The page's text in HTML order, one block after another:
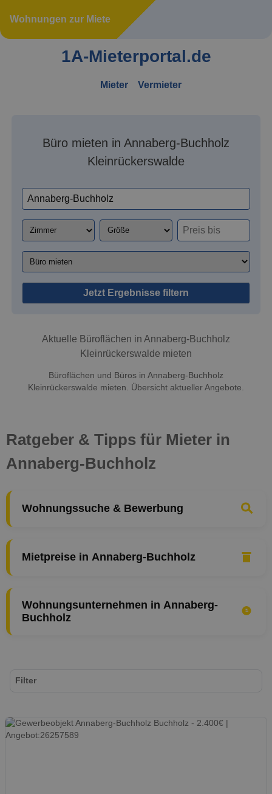
Wohnungen zur Miete
1A-Mieterportal.de
Mieter Vermieter
Büro mieten in Annaberg-Buchholz
Kleinrückerswalde
Jetzt Ergebnisse filtern
Aktuelle Büroflächen in Annaberg-Buchholz
Kleinrückerswalde mieten
Büroflächen und Büros in Annaberg-Buchholz
Kleinrückerswalde mieten. Übersicht aktueller Angebote.
Ratgeber & Tipps für Mieter in
Annaberg-Buchholz
Wohnungssuche & Bewerbung
Mietpreise in Annaberg-Buchholz
Wohnungsunternehmen in Annaberg-
Buchholz
Filter